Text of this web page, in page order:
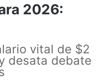
2026:
vital de $2
desata debate